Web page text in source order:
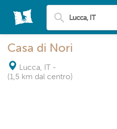
Casa di Nori
Lucca, IT -
(1,5 km dal centro)